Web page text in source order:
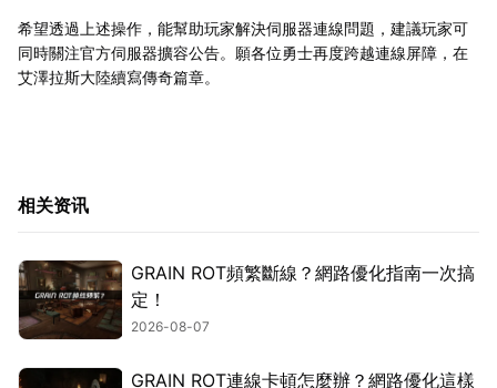
希望透過上述操作，能幫助玩家解決伺服器連線問題，建議玩家可
同時關注官方伺服器擴容公告。願各位勇士再度跨越連線屏障，在
艾澤拉斯大陸續寫傳奇篇章。
相关资讯
GRAIN ROT頻繁斷線？網路優化指南一次搞
定！
2026-08-07
GRAIN ROT連線卡頓怎麼辦？網路優化這樣